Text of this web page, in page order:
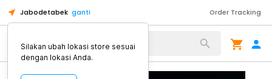
Jabodetabek ganti Order Tracking
Alat Kopi
Silakan ubah lokasi store sesuai
dengan lokasi Anda.